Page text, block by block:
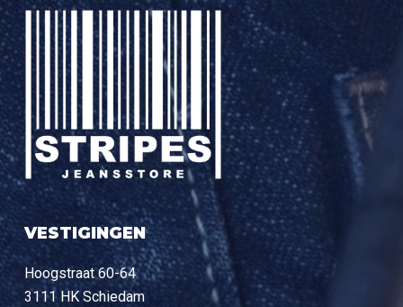
VESTIGINGEN
Hoogstraat 60-64
3111 HK Schiedam